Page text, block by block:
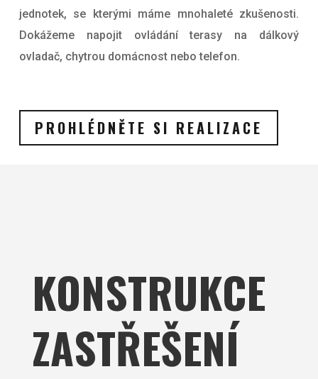
jednotek, se kterými máme mnohaleté zkušenosti.
Dokážeme napojit ovládání terasy na dálkový
ovladač, chytrou domácnost nebo telefon.
PROHLÉDNĚTE SI REALIZACE
KONSTRUKCE
ZASTŘEŠENÍ